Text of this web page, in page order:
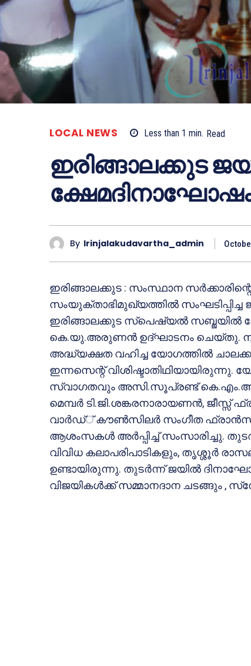
LOCAL NEWS Less than 1 min. Read
ഇരിങ്ങാലക്കുട
By Irinjalakudavartha_admin
ഇരിങ്ങാലക്കുട : സംസ്ഥാന
സംയുക്താഭിമുഖ്യത്തില്‍ സംഘടിപ്പിച്ച
ഇരിങ്ങാലക്കുട സ്‌പെഷ്യല്‍ സബ്ജയില്‍
കെ.യു.അരുണന്‍ ഉദ്ഘാടനം ചെയ്തു.
അദ്ധ്യക്ഷത വഹിച്ച യോഗത്തില്‍
ഇന്നസെന്റ്
സ്വാഗതവും അസി.സൂപ്രണ്ട്
മെമ്പര്‍ ടി.ജി.ശങ്കരനാരായണന്‍, ജീസ്സ്
വാര്‍ഡ്് കൗണ്‍സിലര്‍ സംഗീത
ആശംസകള്‍ അര്‍പ്പിച്ച് സംസാരിച്ചു.
വിവിധ കലാപരിപാടികളും, തൃശ്ശൂര്‍
ഉണ്ടായിരുന്നു. തുടര്‍ന്ന് ജയില്‍
വിജയികള്‍ക്ക് സമ്മാനദാന ചടങ്ങും ,